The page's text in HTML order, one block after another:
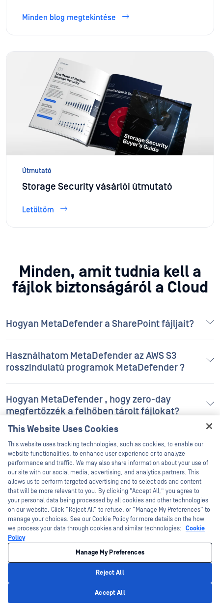
Minden blog megtekintése
Útmutató
Storage Security vásárlói útmutató
Letöltöm
Minden, amit tudnia kell a
fájlok biztonságáról a Cloud
Hogyan MetaDefender a SharePoint fájljait?
Használhatom MetaDefender az AWS S3
rosszindulatú programok MetaDefender ?
Hogyan MetaDefender , hogy zero-day
megfertőzzék a felhőben tárolt fájlokat?
Hogyan MetaDefender a GDPR, HIPAA vagy
SOC2 szabályozási és megfelelőségi
követelményeknek való megfelelésben?
Hogyan védik az érzékeny fájlokat és a
személyes azonosításra alkalmas
információkat (PII) a felhőben?
Milyen gyakorisággal frissülnek a fenyegetési
információk az összes tárolási platformon?
Mi történik a rosszindulatúként megjelölt
This Website Uses Cookies
This website uses tracking technologies, such as cookies, to enable our
website functionalities, to enhance user experience or to analyze
performance and traffic. We may also share information about your use of
our site with our social media, advertising, and analytics partners. This
allows us to perform targeted advertising and to select ads and content
that will be more relevant to you. By clicking “Accept All,” you agree to
your personal data being processed by all cookies and other technologies
on our website. Click “Reject All” to refuse, or “Manage My Preferences” to
manage your choices. See our Cookie Policy for more details on the how
we process your data through cookies and similar technologies: Cookie
Policy
Manage My Preferences
Reject All
Accept All
Hey there!
I'm Ozzy, your OPSWAT virtual assistant.
How can I help you secure what's critical
today?